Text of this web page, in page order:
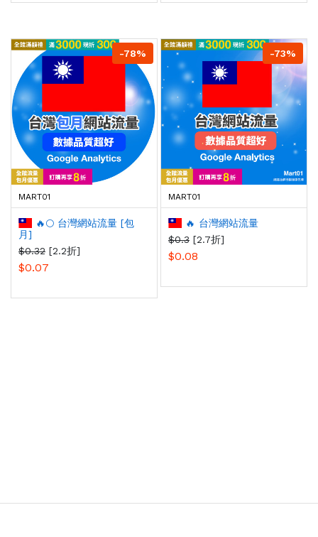
-78%
MART01
月]
$0.32 [2.2折]
$0.07
-73%
MART01
🔥 台灣網站流量
$0.3 [2.7折]
$0.08